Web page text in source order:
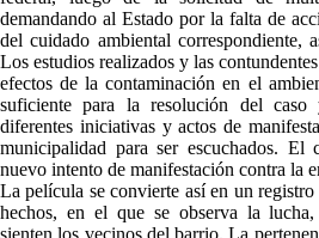
demandando al Estado por la falta de
del cuidado ambiental correspondiente,
Los estudios realizados y las
efectos de la contaminación en el
suficiente para la resolución del
diferentes iniciativas y actos de
municipalidad para ser escuchados. El
nuevo intento de manifestación contra la
La película se convierte así en un
hechos, en el que se observa la
sienten los vecinos del barrio. La